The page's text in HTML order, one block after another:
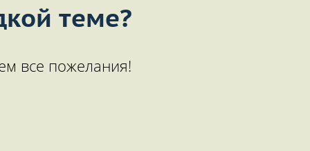
теме?
все пожелания!